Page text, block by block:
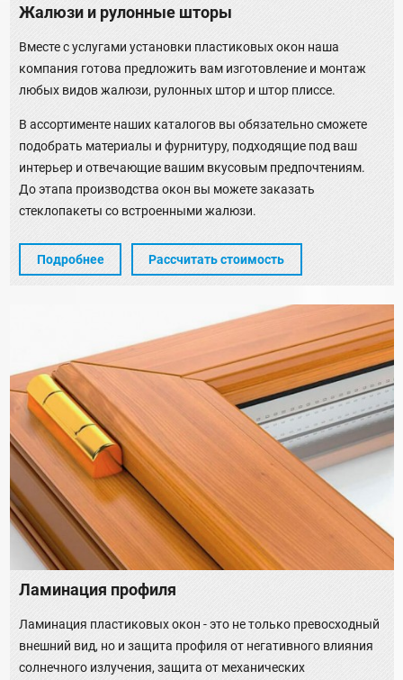
Жалюзи и рулонные шторы
Вместе с услугами установки пластиковых окон наша
компания готова предложить вам изготовление и монтаж
любых видов жалюзи, рулонных штор и штор плиссе.
В ассортименте наших каталогов вы обязательно сможете
подобрать материалы и фурнитуру, подходящие под ваш
интерьер и отвечающие вашим вкусовым предпочтениям.
До этапа производства окон вы можете заказать
стеклопакеты со встроенными жалюзи.
Подробнее Рассчитать стоимость
Ламинация профиля
Ламинация пластиковых окон - это не только превосходный
внешний вид, но и защита профиля от негативного влияния
солнечного излучения, защита от механических